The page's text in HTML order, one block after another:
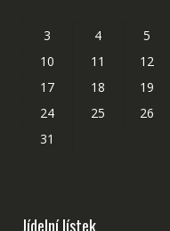
3
4 5
10
11 12
17
18 19
24
25 26
31
Jídelní lístek